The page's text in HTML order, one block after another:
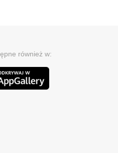
również w: